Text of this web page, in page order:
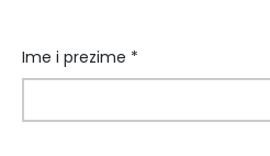
Ime i prezime *